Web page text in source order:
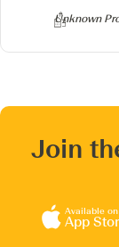
Producer
Unknown
Join
Available on
App